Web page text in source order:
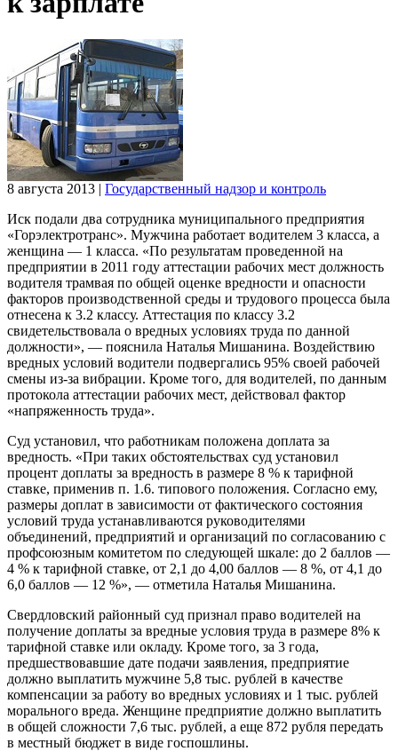
8 августа 2013 | Государственный надзор и контроль
Иск подали два сотрудника муниципального предприятия
«Горэлектротранс». Мужчина работает водителем 3 класса, а
женщина — 1 класса. «По результатам проведенной на
предприятии в 2011 году аттестации рабочих мест должность
водителя трамвая по общей оценке вредности и опасности
факторов производственной среды и трудового процесса была
отнесена к 3.2 классу. Аттестация по классу 3.2
свидетельствовала о вредных условиях труда по данной
должности», — пояснила Наталья Мишанина. Воздействию
вредных условий водители подвергались 95% своей рабочей
смены из-за вибрации. Кроме того, для водителей, по данным
протокола аттестации рабочих мест, действовал фактор
«напряженность труда».
Суд установил, что работникам положена доплата за
вредность. «При таких обстоятельствах суд установил
процент доплаты за вредность в размере 8 % к тарифной
ставке, применив п. 1.6. типового положения. Согласно ему,
размеры доплат в зависимости от фактического состояния
условий труда устанавливаются руководителями
объединений, предприятий и организаций по согласованию с
профсоюзным комитетом по следующей шкале: до 2 баллов —
4 % к тарифной ставке, от 2,1 до 4,00 баллов — 8 %, от 4,1 до
6,0 баллов — 12 %», — отметила Наталья Мишанина.
Свердловский районный суд признал право водителей на
получение доплаты за вредные условия труда в размере 8% к
тарифной ставке или окладу. Кроме того, за 3 года,
предшествовавшие дате подачи заявления, предприятие
должно выплатить мужчине 5,8 тыс. рублей в качестве
компенсации за работу во вредных условиях и 1 тыс. рублей
морального вреда. Женщине предприятие должно выплатить
в общей сложности 7,6 тыс. рублей, а еще 872 рубля передать
в местный бюджет в виде госпошлины.